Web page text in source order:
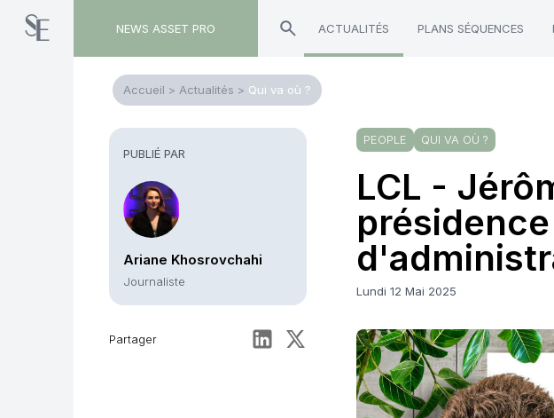
NEWS ASSET PRO ACTUALITÉS PLANS SÉQUENCES
Accueil > Actualités > Qui va où ?
PUBLIÉ PAR
Ariane Khosrovchahi
Journaliste
Partager
PEOPLE QUI VA OÙ ?
LCL -
Lundi 12 Mai 2025